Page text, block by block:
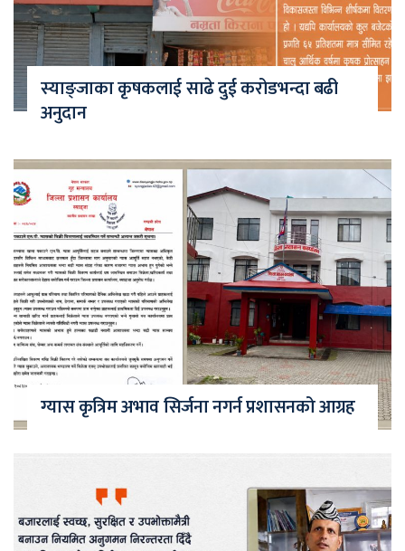
स्याङ्जाका कृषकलाई साढे दुई करोडभन्दा बढी
अनुदान
ग्यास कृत्रिम अभाव सिर्जना नगर्न प्रशासनको आग्रह